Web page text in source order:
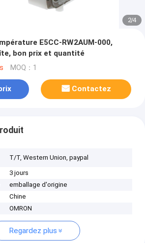
2/4
E5CC-RW2AUM-000,
bon prix et quantité
MOQ：1
Contactez
T/T, Western Union, paypal
3 jours
emballage d'origine
Chine
OMRON
Regardez plus